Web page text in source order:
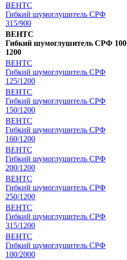
ВЕНТС
Гибкий шумоглушитель СРФ
315/900
ВЕНТС
Гибкий шумоглушитель СРФ 100
1200
ВЕНТС
Гибкий шумоглушитель СРФ
125/1200
ВЕНТС
Гибкий шумоглушитель СРФ
150/1200
ВЕНТС
Гибкий шумоглушитель СРФ
160/1200
ВЕНТС
Гибкий шумоглушитель СРФ
200/1200
ВЕНТС
Гибкий шумоглушитель СРФ
250/1200
ВЕНТС
Гибкий шумоглушитель СРФ
315/1200
ВЕНТС
Гибкий шумоглушитель СРФ
100/2000